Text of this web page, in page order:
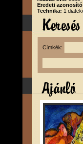
Eredeti
Technika: 1
Címkék: